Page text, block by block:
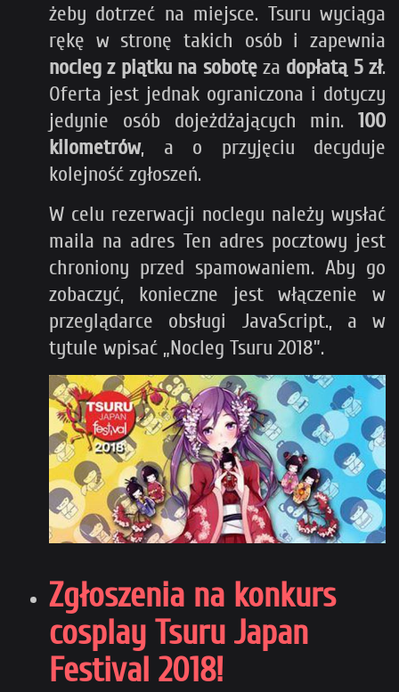
żeby dotrzeć na miejsce. Tsuru wyciąga
rękę w stronę takich osób i zapewnia
nocleg z piątku na sobotęza dopłatą 5 zł.
Oferta jest jednak ograniczona i dotyczy
jedynie osób dojeżdżających min. 100
kilometrów, a o przyjęciu decyduje
kolejność zgłoszeń.
W celu rezerwacji noclegu należy wysłać
maila na adres Ten adres pocztowy jest
chroniony przed spamowaniem. Aby go
zobaczyć, konieczne jest włączenie w
przeglądarce obsługi JavaScript., a w
tytule wpisać „Nocleg Tsuru 2018”.
Zgłoszenia na konkurs
cosplay Tsuru Japan
Festival 2018!